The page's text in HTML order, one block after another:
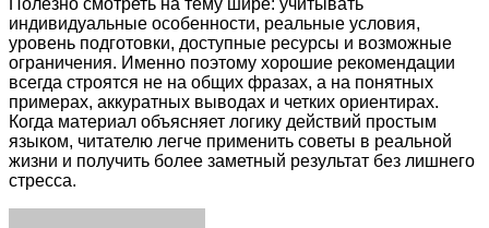
Полезно смотреть на тему шире: учитывать
индивидуальные особенности, реальные условия,
уровень подготовки, доступные ресурсы и возможные
ограничения. Именно поэтому хорошие рекомендации
всегда строятся не на общих фразах, а на понятных
примерах, аккуратных выводах и четких ориентирах.
Когда материал объясняет логику действий простым
языком, читателю легче применить советы в реальной
жизни и получить более заметный результат без лишнего
стресса.